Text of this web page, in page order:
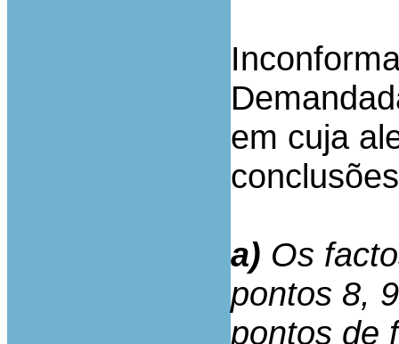
em cuja
a) Os
pontos 8,
pontos de